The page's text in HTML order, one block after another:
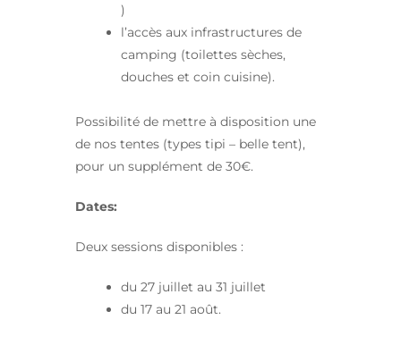
)
l’accès aux infrastructures de
camping (toilettes sèches,
douches et coin cuisine).
Possibilité de mettre à disposition une
de nos tentes (types tipi – belle tent),
pour un supplément de 30€.
Dates:
Deux sessions disponibles :
du 27 juillet au 31 juillet
du 17 au 21 août.